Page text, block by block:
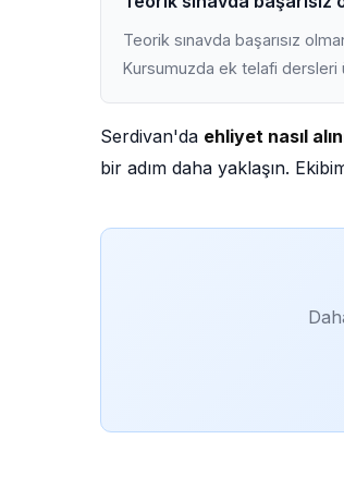
Teorik sınavda başarısız
Kursumuzda ek telafi
Serdivan'da ehliyet nasıl
bir adım daha yaklaşın.